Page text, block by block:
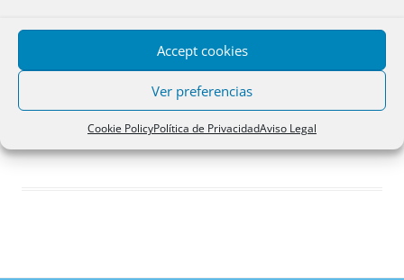
Accept cookies
Ver preferencias
Cookie PolicyPolítica de PrivacidadAviso Legal
Acceder
Registro
¿Has olvidado tu contraseña?